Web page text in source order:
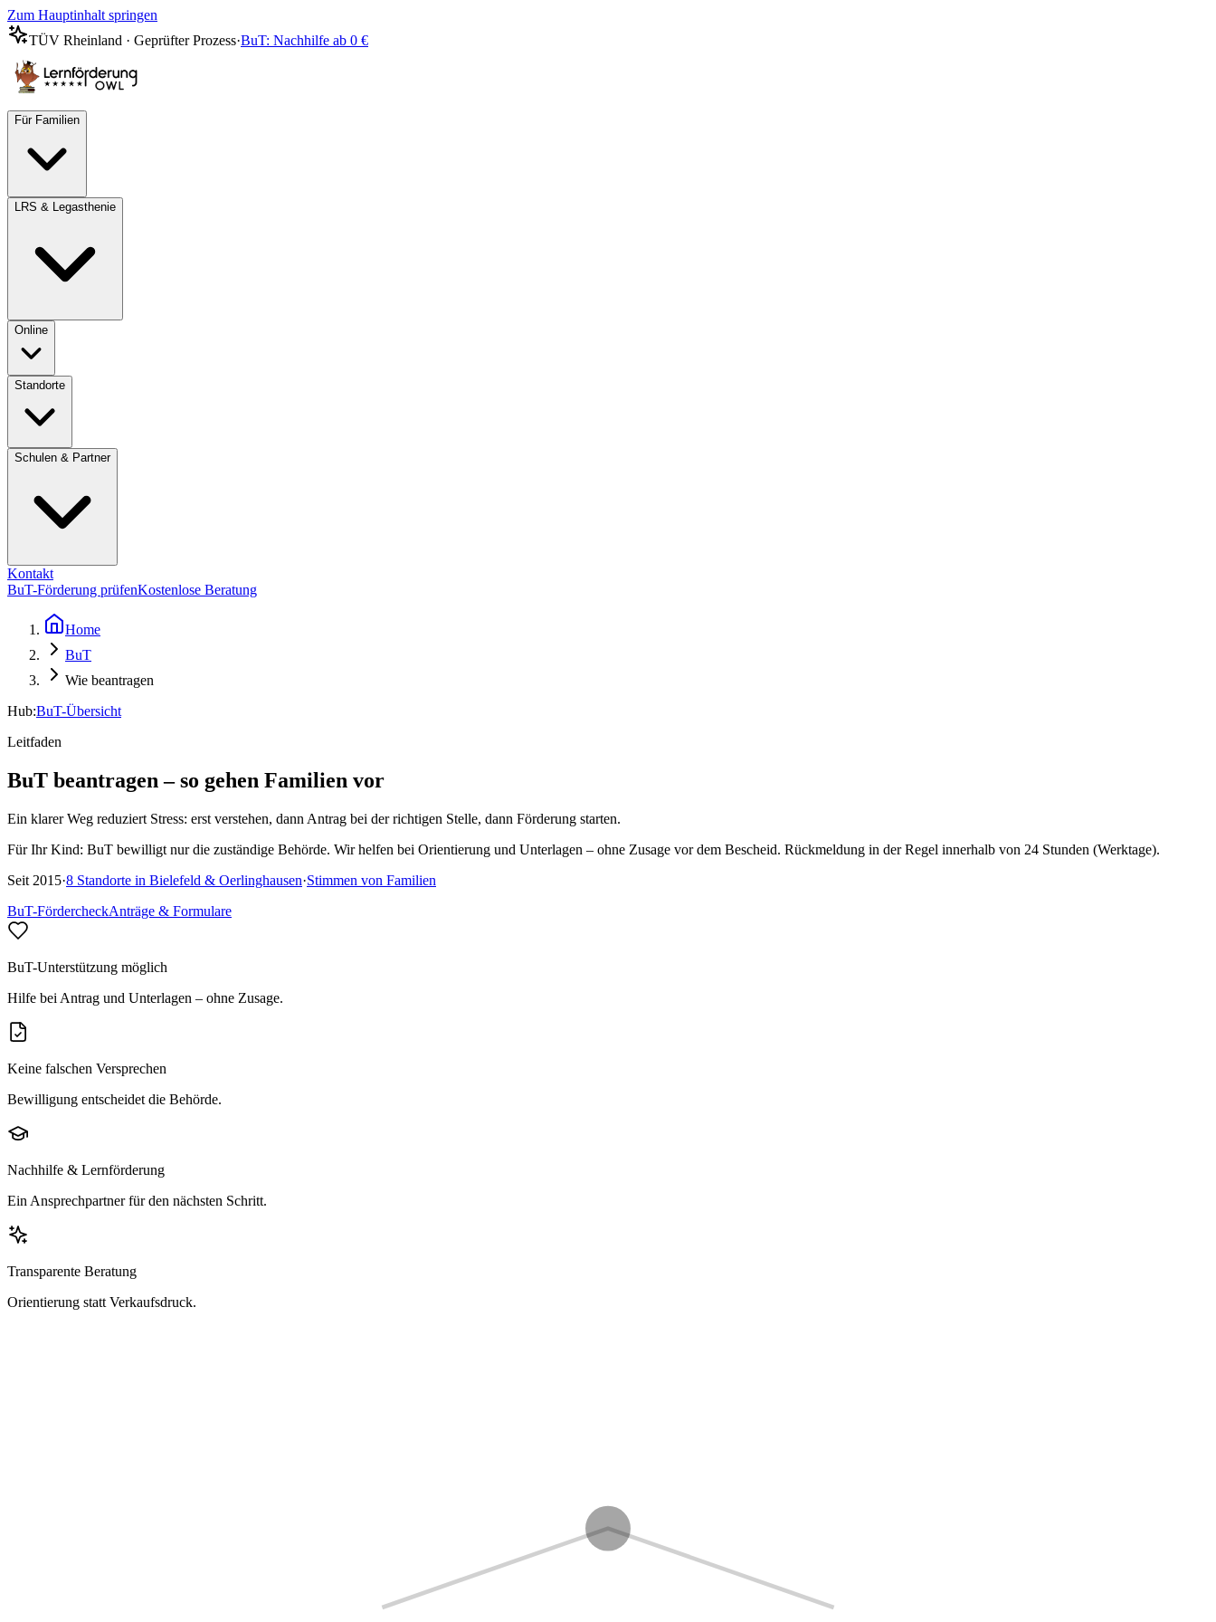
Zum Hauptinhalt springen
TÜV Rheinland · Geprüfter Prozess·BuT: Nachhilfe ab 0 €
Für Familien
LRS & Legasthenie
Online
Standorte
Schulen & Partner
Kontakt
BuT-Förderung prüfenKostenlose Beratung
Home
BuT
Wie beantragen
Hub:BuT-Übersicht
Leitfaden
BuT beantragen – so gehen Familien vor
Ein klarer Weg reduziert Stress: erst verstehen, dann Antrag bei der richtigen Stelle, dann Förderung starten.
Für Ihr Kind: BuT bewilligt nur die zuständige Behörde. Wir helfen bei Orientierung und Unterlagen – ohne Zusage vor dem Bescheid. Rückmeldung in der Regel innerhalb von 24 Stunden (Werktage).
Seit 2015·8 Standorte in Bielefeld & Oerlinghausen·Stimmen von Familien
BuT-FördercheckAnträge & Formulare
BuT-Unterstützung möglich
Hilfe bei Antrag und Unterlagen – ohne Zusage.
Keine falschen Versprechen
Bewilligung entscheidet die Behörde.
Nachhilfe & Lernförderung
Ein Ansprechpartner für den nächsten Schritt.
Transparente Beratung
Orientierung statt Verkaufsdruck.